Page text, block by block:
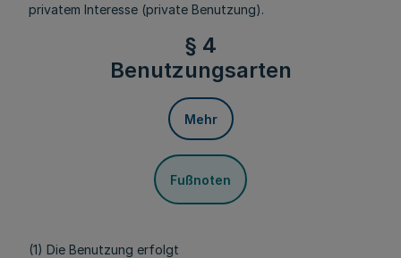
privatem Interesse (private Benutzung).
§ 4
Benutzungsarten
Mehr
Fußnoten
(1) Die Benutzung erfolgt